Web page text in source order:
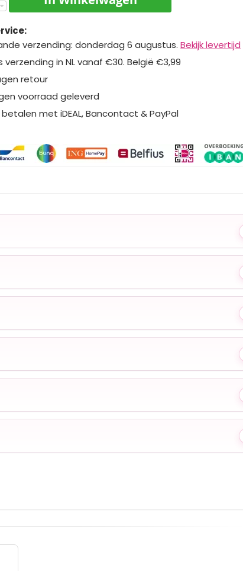
verzending: donderdag 6 augustus. Bekijk levertijd
verzending in NL vanaf €30. België €3,99
retour
voorraad geleverd
met iDEAL, Bancontact & PayPal